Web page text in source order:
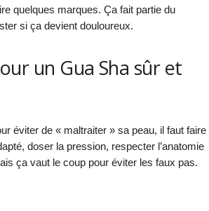
quelques marques. Ça fait partie du
si ça devient douloureux.
un Gua Sha sûr et
éviter de « maltraiter » sa peau, il faut faire
doser la pression, respecter l’anatomie
ça vaut le coup pour éviter les faux pas.